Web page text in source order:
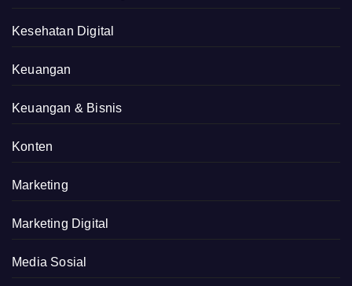
Kesehatan Digital
Keuangan
Keuangan & Bisnis
Konten
Marketing
Marketing Digital
Media Sosial